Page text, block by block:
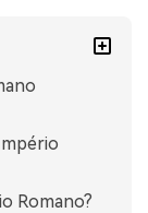
Romano?